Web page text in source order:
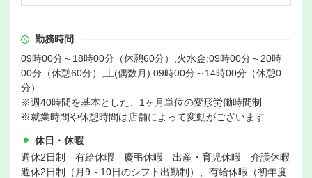
勤務時間
09時00分～18時00分（休憩60分）,火水金:09時00分～20時
00分（休憩60分）,土(偶数月):09時00分～14時00分（休憩0
分）
※週40時間を基本とした、1ヶ月単位の変形労働時間制
※就業時間や休憩時間は店舗によって変動がございます
休日・休暇
週休2日制 有給休暇 慶弔休暇 出産・育児休暇 介護休暇
週休2日制（月9～10日のシフト出勤制）、有給休暇（初年度